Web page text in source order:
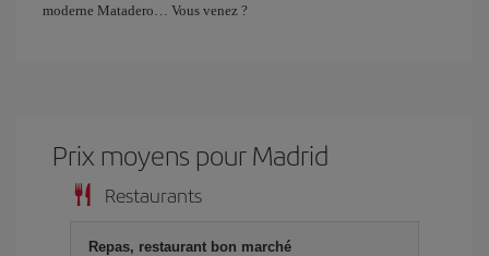
moderne Matadero… Vous venez ?
Prix ​​moyens pour Madrid
Restaurants
Repas, restaurant bon marché